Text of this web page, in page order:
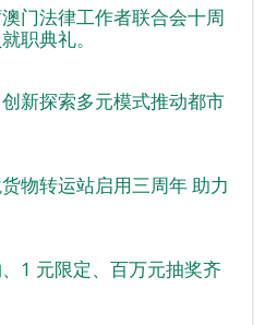
门法律工作者联合会十周
职典礼。
新探索多元模式推动都市
物转运站启用三周年 助力
1 元限定、百万元抽奖齐